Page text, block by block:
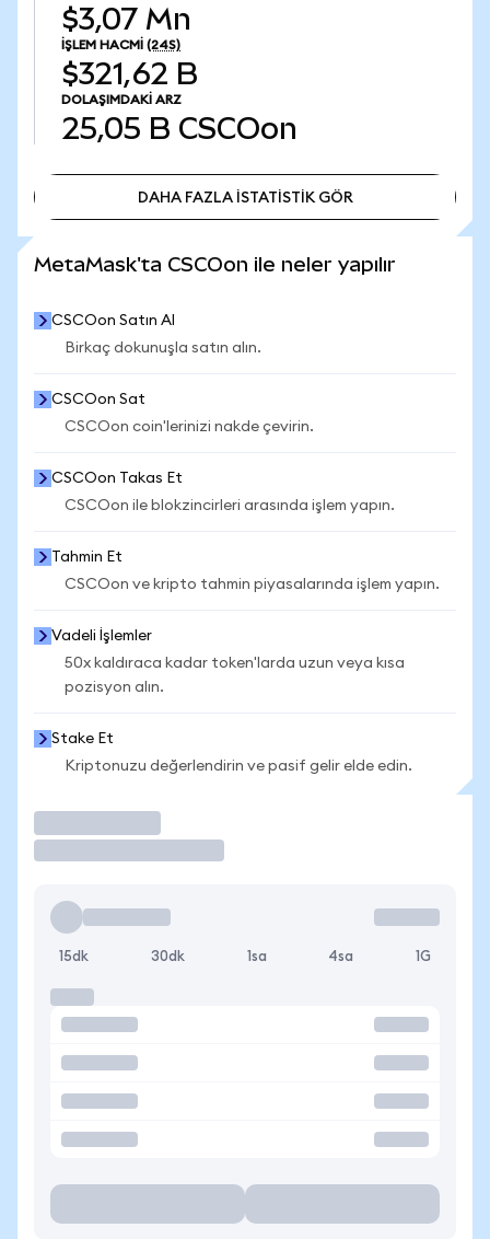
$3,07 Mn
İŞLEM HACMI (24S)
$321,62 B
DOLAŞIMDAKI ARZ
25,05 B CSCOon
DAHA FAZLA İSTATİSTİK GÖR
MetaMask'ta CSCOon ile neler yapılır
CSCOon Satın Al
Birkaç dokunuşla satın alın.
CSCOon Sat
CSCOon coin'lerinizi nakde çevirin.
CSCOon Takas Et
CSCOon ile blokzincirleri arasında işlem yapın.
Tahmin Et
CSCOon ve kripto tahmin piyasalarında işlem yapın.
Vadeli İşlemler
50x kaldıraca kadar token'larda uzun veya kısa
pozisyon alın.
Stake Et
Kriptonuzu değerlendirin ve pasif gelir elde edin.
15dk 30dk 1sa 4sa 1G